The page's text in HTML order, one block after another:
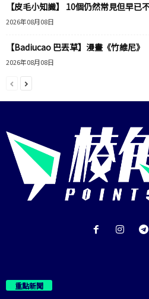
【皮毛小知識】 10個仍然常見但早已
2026年08月08日
【Badiucao 巴丟草】漫畫《竹維尼》
2026年08月08日
重點新聞